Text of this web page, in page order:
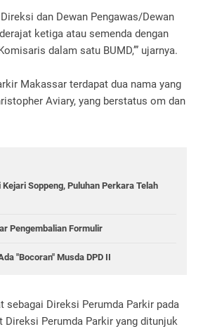
dan Dewan Pengawas/Dewan
ketiga atau semenda dengan
dalam satu BUMD,’” ujarnya.
Makassar terdapat dua nama yang
Aviary, yang berstatus om dan
Soppeng, Puluhan Perkara Telah
Pengembalian Formulir
"Bocoran" Musda DPD II
sebagai Direksi Perumda Parkir pada
Perumda Parkir yang ditunjuk